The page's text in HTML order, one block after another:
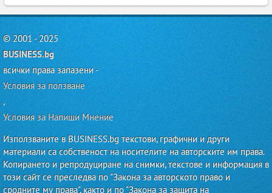
© 2001 - 2025
BUSINESS.bg
всички права запазени -
Условия за ползване
,
Условия за Напиши Мнение
Използваните в BUSINESS.bg текстови, графични и други
материали са собственост на носителите на авторските им права.
Копирането и репродуциране на снимки, текстове и информация в
този сайт се преследва по "Закона за авторското право и
сродните му права", както и по "Закона за защита на